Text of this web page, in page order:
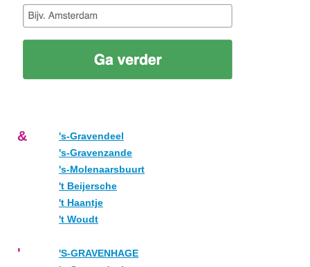
&
's-Gravendeel
's-Gravenzande
's-Molenaarsbuurt
't Beijersche
't Haantje
't Woudt
'
'S-GRAVENHAGE